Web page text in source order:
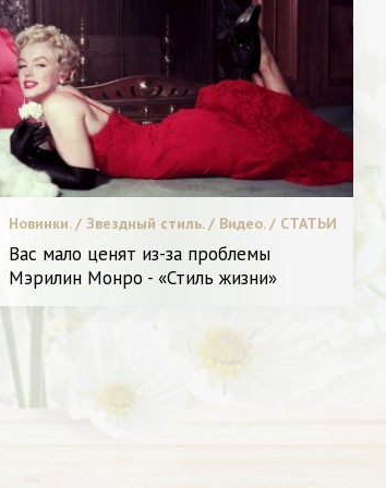
Новинки. / Звездный стиль. / Видео. / СТАТЬИ
/ Секреты красоты. / С чем носить. / Я и
Красота.
Вас мало ценят из-за проблемы
Мэрилин Монро - «Стиль жизни»